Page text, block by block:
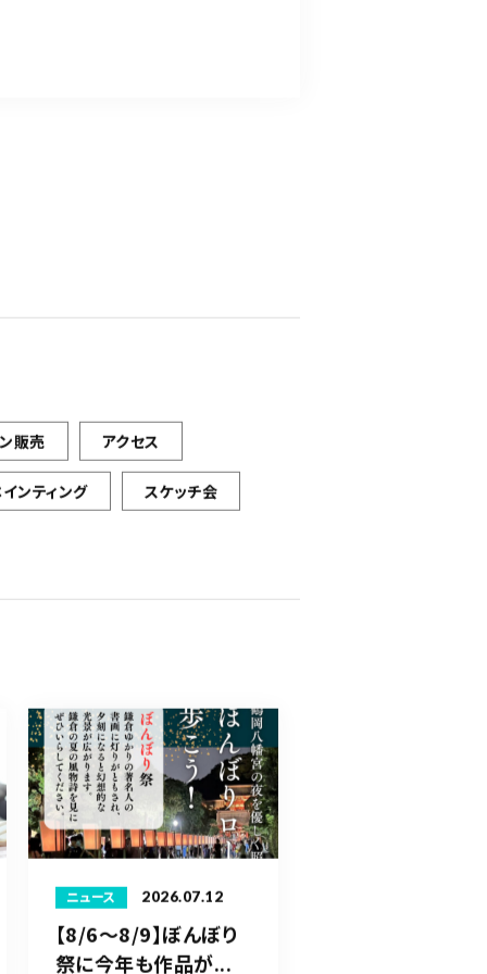
販売 アクセス
ンティング スケッチ会
ニュース 2026.07.12
【8/6〜8/9】ぼんぼり
祭に今年も作品が...